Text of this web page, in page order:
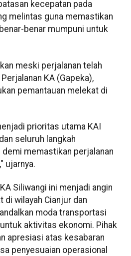
kecepatan pada
melintas guna memastikan
benar mumpuni untuk
meski perjalanan telah
KA (Gapeka),
pemantauan melekat di
prioritas utama KAI
seluruh langkah
demi memastikan perjalanan
ujarnya.
Siliwangi ini menjadi angin
di wilayah Cianjur dan
moda transportasi
aktivitas ekonomi. Pihak
apresiasi atas kesabaran
penyesuaian operasional